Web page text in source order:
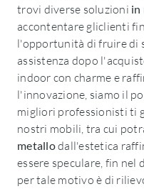
trovi diverse soluzioni in
accontentare gliclienti
l'opportunità di fruire di
assistenza dopo
indoor con charme e
l'innovazione, siamo il
migliori professionisti ti
nostri mobili, tra cui
metallodall'estetica
essere speculare, fin nel
per tale motivo è di